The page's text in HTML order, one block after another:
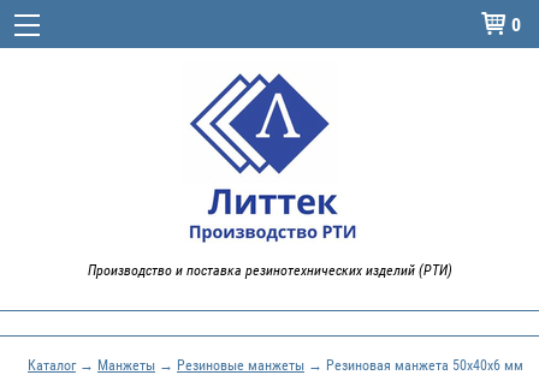
 0
Производство и поставка резинотехнических изделий (РТИ)
Каталог→ Манжеты → Резиновые манжеты → Резиновая манжета 50х40х6 мм